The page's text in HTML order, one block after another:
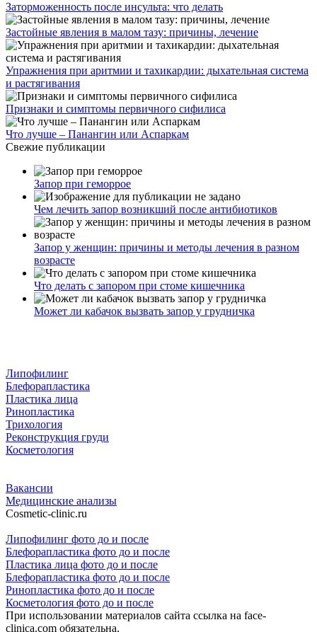
Заторможенность после инсульта: что делать
Застойные явления в малом тазу: причины, лечение
Упражнения при аритмии и тахикардии: дыхательная система
и растягивания
Признаки и симптомы первичного сифилиса
Что лучше – Панангин или Аспаркам
Свежие публикации
Запор при геморрое
Чем лечить запор возникший после антибиотиков
Запор у женщин: причины и методы лечения в разном
возрасте
Что делать с запором при стоме кишечника
Может ли кабачок вызвать запор у грудничка
Липофилинг
Блефорапластика
Пластика лица
Ринопластика
Трихология
Реконструкция груди
Косметология
Вакансии
Медицинские анализы
Cosmetic-clinic.ru
Липофилинг фото до и после
Блефорапластика фото до и после
Пластика лица фото до и после
Блефорапластика фото до и после
Ринопластика фото до и после
Косметология фото до и после
При использовании материалов сайта ссылка на face-
clinica.com обязательна.